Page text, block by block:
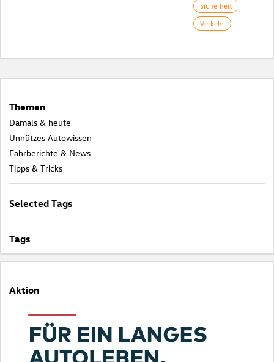
Sicherheit
Verkehr
Themen
Damals & heute
Unnützes Autowissen
Fahrberichte & News
Tipps & Tricks
Selected Tags
Tags
Aktion